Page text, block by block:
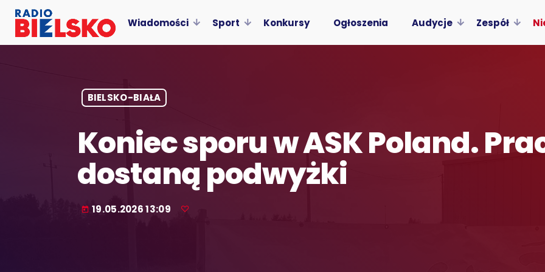
Wiadomości Sport Konkursy Ogłoszenia Audycje Zespół
BIELSKO-BIAŁA
Koniec sporu w ASK Poland.
dostaną podwyżki
today 19.05.2026 13:09